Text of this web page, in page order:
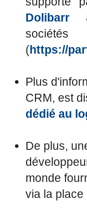
Dolibarr
(https://
Plus
CRM, est
dédié au
De plus,
monde
via la place